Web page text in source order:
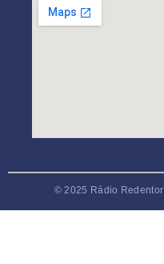
© 2025 Rádio Redentor